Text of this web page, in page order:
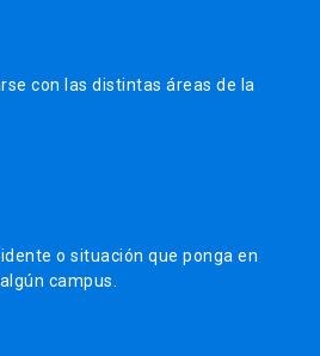
con las distintas áreas de la
o situación que ponga en
campus.